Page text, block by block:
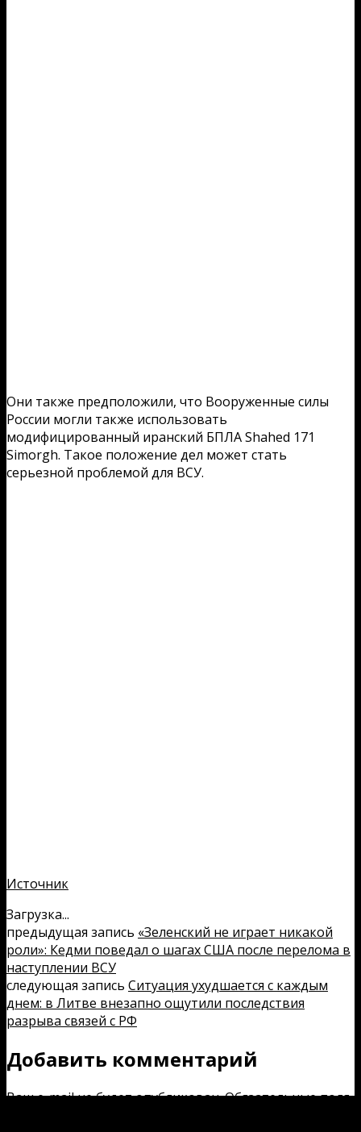
Они также предположили, что Вооруженные силы
России могли также использовать
модифицированный иранский БПЛА Shahed 171
Simorgh. Такое положение дел может стать
серьезной проблемой для ВСУ.
Источник
Загрузка...
предыдущая запись «Зеленский не играет никакой
роли»: Кедми поведал о шагах США после перелома в
наступлении ВСУ
следующая запись Ситуация ухудшается с каждым
днем: в Литве внезапно ощутили последствия
разрыва связей с РФ
Добавить комментарий
Ваш e-mail не будет опубликован.Обязательные поля